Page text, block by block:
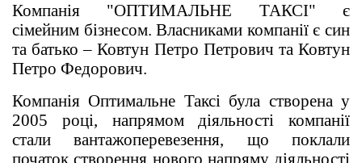
Компанія "ОПТИМАЛЬНЕ ТАКСІ" є
сімейним бізнесом. Власниками компанії є син
та батько – Ковтун Петро Петрович та Ковтун
Петро Федорович.
Компанія Оптимальне Таксі була створена у
2005 році, напрямом діяльності компанії
стали вантажоперевезення, що поклали
початок створення нового напряму діяльності